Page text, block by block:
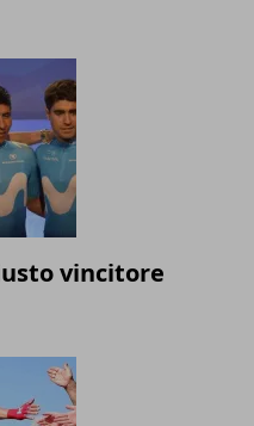
vincitore